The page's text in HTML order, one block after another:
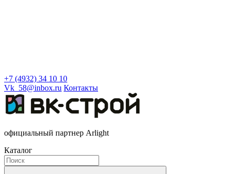
+7 (4932) 34 10 10
Vk_58@inbox.ru Контакты
официальный партнер Arlight
Каталог